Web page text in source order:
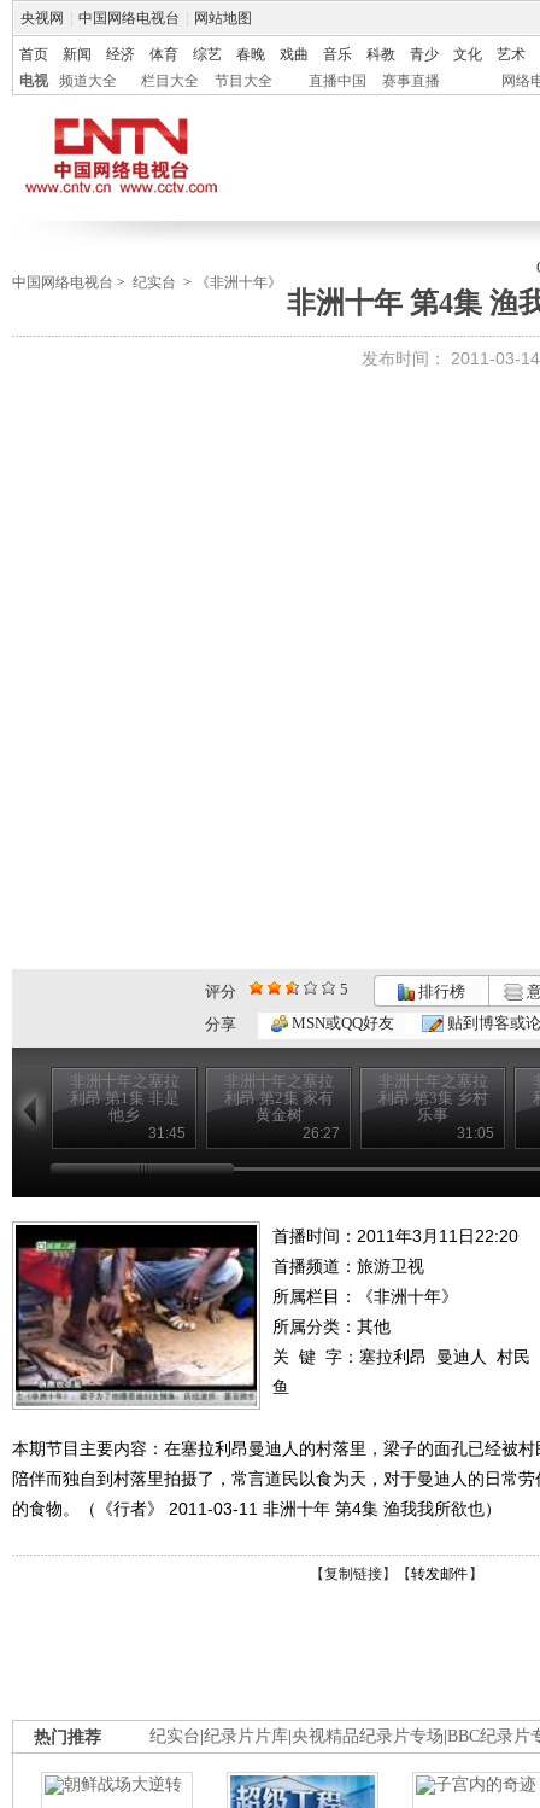
央视网 中国网络电视台 网站地图
首页 新闻 经济 体育 综艺 春晚 戏曲 音乐 科教 青少 文化
艺术
电视
频道大全 栏目大全 节目大全 直播中国 赛事直播 网络
中国网络电视台 > 纪实台 > 《非洲十年》
非洲十年 第4集 渔
发布时间： 2011-03-
评分 5 排行榜
分享
MSN或QQ好友 贴到博客或
非洲十年之塞拉
利昂 第1集 非是
他乡
31:45
非洲十年之塞拉
利昂 第2集 家有
黄金树
26:27
非洲十年之塞拉
利昂 第3集 乡村
乐事
31:05
首播时间：2011年3月11日22:20
首播频道： 旅游卫视
所属栏目：
《非洲十年》
所属分类：其他
关 键 字： 塞拉利昂 曼迪人
村民
鱼
本期节目主要内容：在塞拉利昂曼迪人的村落里，梁子的面孔已经被
陪伴而独自到村落里拍摄了，常言道民以食为天，对于曼迪人的日常
的食物。（《行者》 2011-03-11 非洲十年 第4集 渔我我所欲也）
【复制链接】【转发邮件 】
纪实台 纪录片片库 央视精品纪录片专场 BBC纪录片
热门推荐